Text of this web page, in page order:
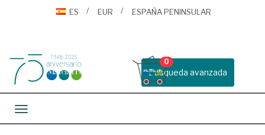
ES
EUR ESPAÑA PENINSULAR
Busqueda avanzada
0
Toggle navigation